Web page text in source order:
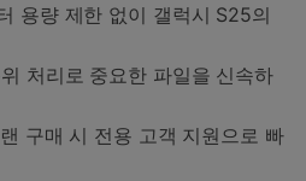
용량 제한 없이 갤럭시 S25의
처리로 중요한 파일을 신속하
구매 시 전용 고객 지원으로 빠